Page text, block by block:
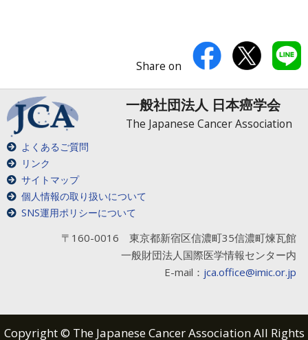
Share on
一般社団法人 日本癌学会
The Japanese Cancer Association
よくあるご質問
リンク
サイトマップ
個人情報の取り扱いについて
SNS運用ポリシーについて
〒160-0016 東京都新宿区信濃町35信濃町煉瓦館
一般財団法人国際医学情報センター内
E-mail： jca.office@imic.or.jp
Copyright © The Japanese Cancer Association All Rights